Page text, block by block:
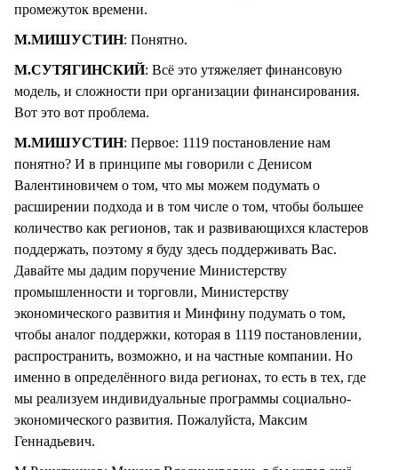
промежуток времени.
М.МИШУСТИН: Понятно.
М.СУТЯГИНСКИЙ: Всё это утяжеляет финансовую
модель, и сложности при организации финансирования.
Вот это вот проблема.
М.МИШУСТИН: Первое: 1119 постановление нам
понятно? И в принципе мы говорили с Денисом
Валентиновичем о том, что мы можем подумать о
расширении подхода и в том числе о том, чтобы большее
количество как регионов, так и развивающихся кластеров
поддержать, поэтому я буду здесь поддерживать Вас.
Давайте мы дадим поручение Министерству
промышленности и торговли, Министерству
экономического развития и Минфину подумать о том,
чтобы аналог поддержки, которая в 1119 постановлении,
распространить, возможно, и на частные компании. Но
именно в определённого вида регионах, то есть в тех, где
мы реализуем индивидуальные программы социально-
экономического развития. Пожалуйста, Максим
Геннадьевич.